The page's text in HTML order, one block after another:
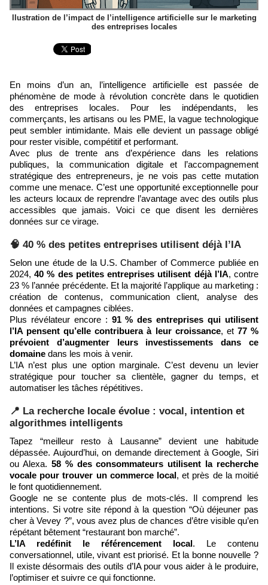
llustration de l’impact de l’intelligence artificielle sur le marketing
des entreprises locales
En moins d’un an, l’intelligence artificielle est passée de
phénomène de mode à révolution concrète dans le quotidien
des entreprises locales. Pour les indépendants, les
commerçants, les artisans ou les PME, la vague technologique
peut sembler intimidante. Mais elle devient un passage obligé
pour rester visible, compétitif et performant.
Avec plus de trente ans d’expérience dans les relations
publiques, la communication digitale et l’accompagnement
stratégique des entrepreneurs, je ne vois pas cette mutation
comme une menace. C’est une opportunité exceptionnelle pour
les acteurs locaux de reprendre l’avantage avec des outils plus
accessibles que jamais. Voici ce que disent les dernières
données sur ce virage.
🧠 40 % des petites entreprises utilisent déjà l’IA
Selon une étude de la U.S. Chamber of Commerce publiée en
2024,40 % des petites entreprises utilisent déjà l’IA, contre
23 % l’année précédente. Et la majorité l’applique au marketing :
création de contenus, communication client, analyse des
données et campagnes ciblées.
Plus révélateur encore : 91 % des entreprises qui utilisent
l’IA pensent qu’elle contribuera à leur croissance, et 77 %
prévoient d’augmenter leurs investissements dans ce
domaine dans les mois à venir.
L’IA n’est plus une option marginale. C’est devenu un levier
stratégique pour toucher sa clientèle, gagner du temps, et
automatiser les tâches répétitives.
📍 La recherche locale évolue : vocal, intention et
algorithmes intelligents
Tapez “meilleur resto à Lausanne” devient une habitude
dépassée. Aujourd’hui, on demande directement à Google, Siri
ou Alexa. 58 % des consommateurs utilisent la recherche
vocale pour trouver un commerce local, et près de la moitié
le font quotidiennement.
Google ne se contente plus de mots-clés. Il comprend les
intentions. Si votre site répond à la question “Où déjeuner pas
cher à Vevey ?”, vous avez plus de chances d’être visible qu’en
répétant bêtement “restaurant bon marché”.
L’IA redéfinit le référencement local. Le contenu
conversationnel, utile, vivant est priorisé. Et la bonne nouvelle ?
Il existe désormais des outils d’IA pour vous aider à le produire,
l’optimiser et suivre ce qui fonctionne.